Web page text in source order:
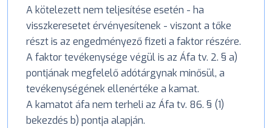
A kötelezett nem teljesítése esetén - ha
visszkeresetet érvényesítenek - viszont a tőke
részt is az engedményező fizeti a faktor részére.
A faktor tevékenysége végül is az Áfa tv. 2. § a)
pontjának megfelelő adótárgynak minősül, a
tevékenységének ellenértéke a kamat.
A kamatot áfa nem terheli az Áfa tv. 86. § (1)
bekezdés b) pontja alapján.